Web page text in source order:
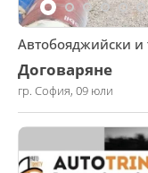
Автобояджийски и
Договаряне
гр. София, 09 юли